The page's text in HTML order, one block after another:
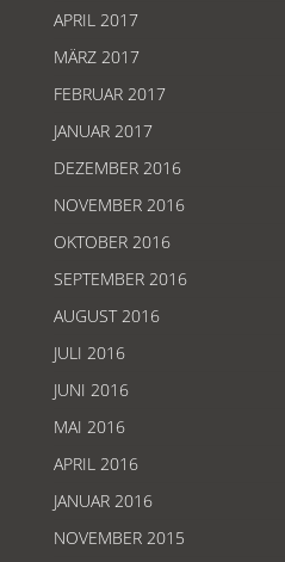
APRIL 2017
MÄRZ 2017
FEBRUAR 2017
JANUAR 2017
DEZEMBER 2016
NOVEMBER 2016
OKTOBER 2016
SEPTEMBER 2016
AUGUST 2016
JULI 2016
JUNI 2016
MAI 2016
APRIL 2016
JANUAR 2016
NOVEMBER 2015